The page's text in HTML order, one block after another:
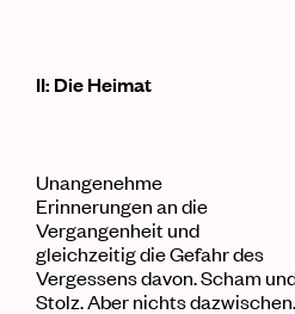
II: Die Heimat
Unangenehme
Erinnerungen an die
Vergangenheit und
gleichzeitig die Gefahr des
Vergessens davon. Scham
Stolz. Aber nichts dazwischen.